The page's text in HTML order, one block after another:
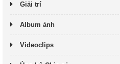
Giải trí
Album ảnh
Videoclips